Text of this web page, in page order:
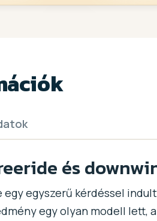
és
egy egyszerű kérdéssel
egy olyan modell lett,